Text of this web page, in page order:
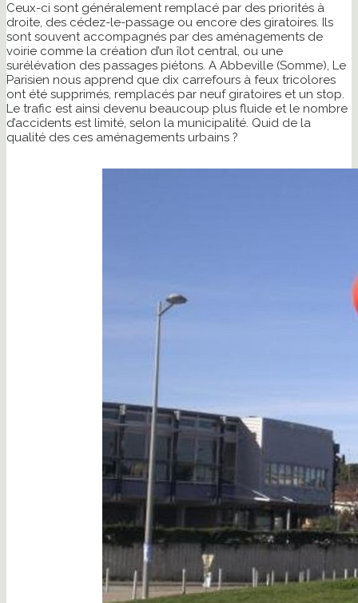
Ceux-ci sont généralement remplacé par des priorités à
droite, des cédez-le-passage ou encore des giratoires. Ils
sont souvent accompagnés par des aménagements de
voirie comme la création d’un îlot central, ou une
surélévation des passages piétons. A Abbeville (Somme), Le
Parisien nous apprend que dix carrefours à feux tricolores
ont été supprimés, remplacés par neuf giratoires et un stop.
Le trafic est ainsi devenu beaucoup plus fluide et le nombre
d’accidents est limité, selon la municipalité. Quid de la
qualité des ces aménagements urbains ?